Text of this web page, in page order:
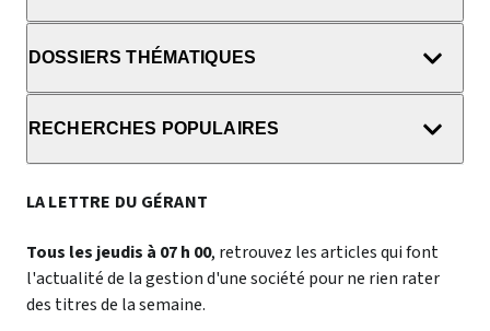
DOSSIERS THÉMATIQUES
RECHERCHES POPULAIRES
LA LETTRE DU GÉRANT
Tous les jeudis à 07 h 00, retrouvez les articles qui font
l'actualité de la gestion d'une société pour ne rien rater
des titres de la semaine.